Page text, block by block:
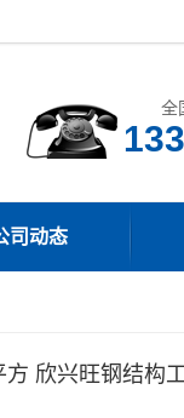
全
司动态
欣兴旺钢结构